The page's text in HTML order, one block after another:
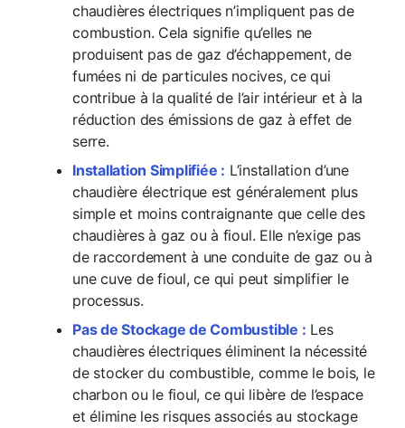
chaudières électriques n’impliquent pas de
combustion. Cela signifie qu’elles ne
produisent pas de gaz d’échappement, de
fumées ni de particules nocives, ce qui
contribue à la qualité de l’air intérieur et à la
réduction des émissions de gaz à effet de
serre.
Installation Simplifiée : L’installation d’une
chaudière électrique est généralement plus
simple et moins contraignante que celle des
chaudières à gaz ou à fioul. Elle n’exige pas
de raccordement à une conduite de gaz ou à
une cuve de fioul, ce qui peut simplifier le
processus.
Pas de Stockage de Combustible : Les
chaudières électriques éliminent la nécessité
de stocker du combustible, comme le bois, le
charbon ou le fioul, ce qui libère de l’espace
et élimine les risques associés au stockage